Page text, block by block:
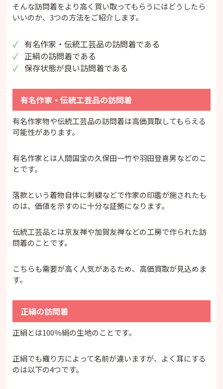
そんな訪問着をより高く買い取ってもらうにはどうしたら
いいのか、3つの方法をご紹介します。
有名作家・伝統工芸品の訪問着である
正絹の訪問着である
保存状態が良い訪問着である
有名作家・伝統工芸品の訪問着
有名作家物や伝統工芸品の訪問着は高価買取してもらえる
可能性があります。
有名作家とは人間国宝の久保田一竹や羽田登喜男などのこ
とです。
落款という着物自体に刺繍などで作家の印鑑が施されたも
のは、価値を示すのに十分な証拠になります。
伝統工芸品とは京友禅や加賀友禅などの工房で作られた訪
問着のことです。
こちらも需要が高く人気があるため、高価買取が見込めま
す。
正絹の訪問着
正絹とは100％絹の生地のことです。
正絹でも織り方によって名前が違いますが、よく耳にする
のは以下の4つです。